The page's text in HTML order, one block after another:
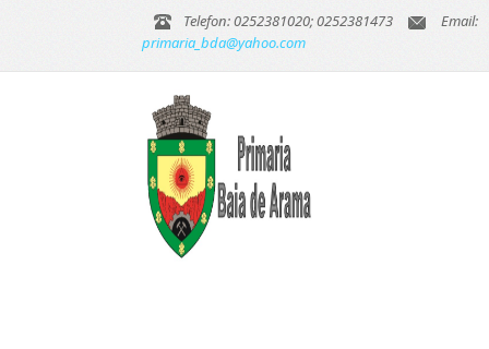
Telefon: 0252381020; 0252381473
Email:
primaria_bda@yahoo.com